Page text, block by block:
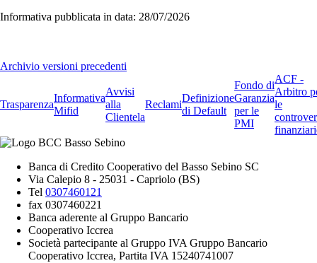
Informativa pubblicata in data: 28/07/2026
Archivio versioni precedenti
Trasparenza
Informativa
Mifid
Avvisi
alla
Clientela
Reclami
Definizione
di Default
Fondo di
Garanzia
per le
PMI
ACF -
Arbitro
le
Banca di Credito Cooperativo del Basso Sebino SC
Via Calepio 8 - 25031 - Capriolo (BS)
Tel 0307460121
fax 0307460221
Banca aderente al Gruppo Bancario
Cooperativo Iccrea
Società partecipante al Gruppo IVA Gruppo Bancario
Cooperativo Iccrea, Partita IVA 15240741007